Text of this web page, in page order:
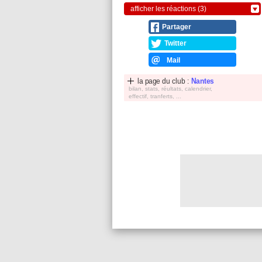
afficher les réactions (3)
Partager
Twitter
Mail
la page du club : Nantes
bilan, stats, réultats, calendrier,
effectif, tranferts, ...